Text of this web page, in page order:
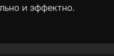
и эффектно.